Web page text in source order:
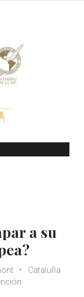
a su
Cataluña